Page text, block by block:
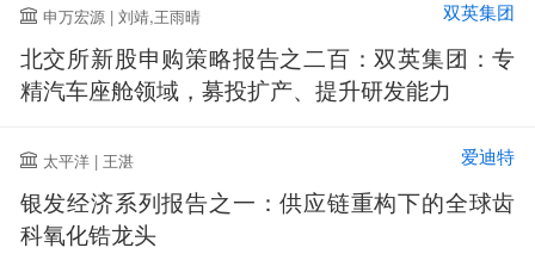
申万宏源 | 刘靖,王雨晴 双英集团
北交所新股申购策略报告之二百：双英集团：专
精汽车座舱领域，募投扩产、提升研发能力
太平洋 | 王湛 爱迪特
银发经济系列报告之一：供应链重构下的全球齿
科氧化锆龙头